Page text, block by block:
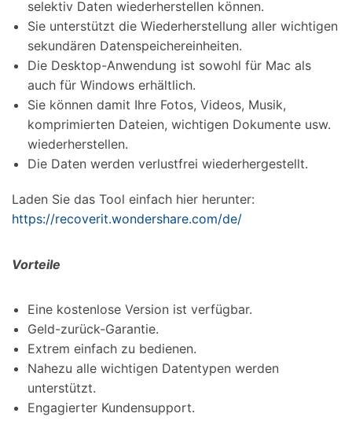
selektiv Daten wiederherstellen können.
Sie unterstützt die Wiederherstellung aller wichtigen
sekundären Datenspeichereinheiten.
Die Desktop-Anwendung ist sowohl für Mac als
auch für Windows erhältlich.
Sie können damit Ihre Fotos, Videos, Musik,
komprimierten Dateien, wichtigen Dokumente usw.
wiederherstellen.
Die Daten werden verlustfrei wiederhergestellt.
Laden Sie das Tool einfach hier herunter:
https://recoverit.wondershare.com/de/
Vorteile
Eine kostenlose Version ist verfügbar.
Geld-zurück-Garantie.
Extrem einfach zu bedienen.
Nahezu alle wichtigen Datentypen werden
unterstützt.
Engagierter Kundensupport.